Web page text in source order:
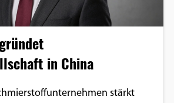
in China
stärkt